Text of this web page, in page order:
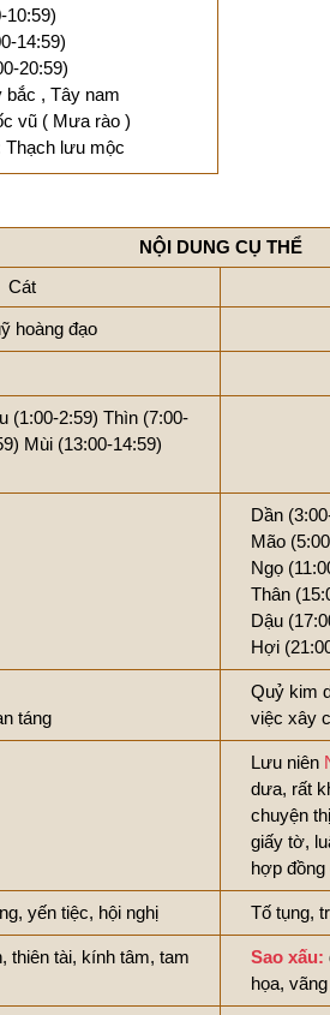
10:59)
14:59)
20:59)
bắc , Tây nam
vũ ( Mưa rào )
Thạch lưu mộc
NỘI DUNG CỤ THỂ
Cát
hoàng đạo
(1:00-2:59) Thìn (7:00-
Mùi (13:00-14:59)
Dần
Mão
Ngọ
Thân
Dậu
Hợi
táng
Quỷ kim
việc xây
Lưu niên
dưa, rất
chuyện
giấy tờ,
hợp
yến tiệc, hội nghị Tố tụng,
thiên tài, kính tâm, tam
Sao xấu:
họa,